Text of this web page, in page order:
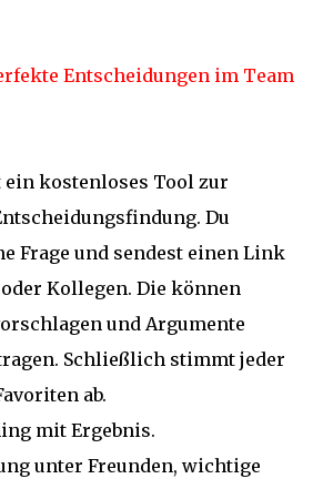
Entscheidungen im Team
kostenloses Tool zur
Du
Frage und sendest einen Link
Kollegen. Die können
und Argumente
Schließlich stimmt jeder
ab.
mit Ergebnis.
unter Freunden, wichtige